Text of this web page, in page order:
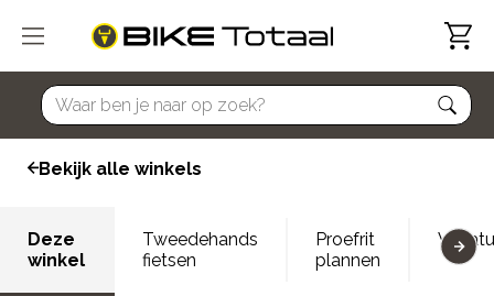
home
Bekijk alle winkels
Deze
winkel
Tweedehands
fietsen
Proefrit
plannen